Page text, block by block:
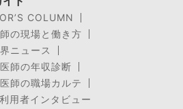
COLUMN
の現場と働き方
ニュース
医師の年収診断
医師の職場カルテ
用者インタビュー